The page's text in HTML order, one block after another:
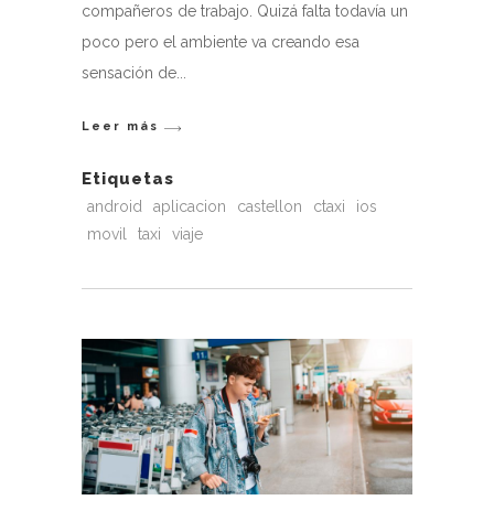
compañeros de trabajo. Quizá falta todavía un
poco pero el ambiente va creando esa
sensación de
Leer más
Etiquetas
android aplicacion castellon ctaxi
ios
movil
taxi viaje